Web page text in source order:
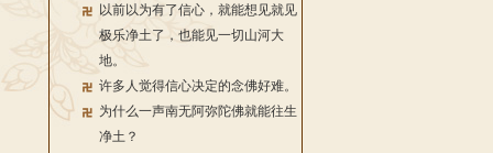
以前以为有了信心，就能想见就见
极乐净土了，也能见一切山河大
地。
许多人觉得信心决定的念佛好难。
为什么一声南无阿弥陀佛就能往生
净土？